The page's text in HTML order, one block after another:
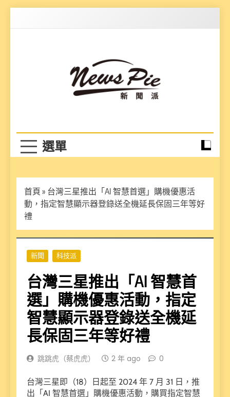
首頁 » 台灣三星推出「AI 智慧首選」購機優惠活
動，指定智慧顯示器登錄送全機延長保固三年等好
禮
新聞 科技派
台灣三星推出「AI 智慧首
選」購機優惠活動，指定
智慧顯示器登錄送全機延
長保固三年等好禮
跳跳虎（蔡虎虎） 2 年 ago 0
台灣三星即（18）日起至 2024 年 7 月 31 日，推
出「AI 智慧首選」購機優惠活動，購買指定智慧